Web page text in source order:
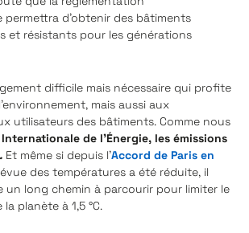
permettra d’obtenir des bâtiments
et résistants pour les générations
difficile mais nécessaire qui profite
mais aussi aux
utilisateurs des bâtiments. Comme nous
de l'Énergie, les émissions
. Et même si depuis l’Accord de Paris en
des températures a été réduite, il
un long chemin à parcourir pour limiter le
planète à 1,5 °C.